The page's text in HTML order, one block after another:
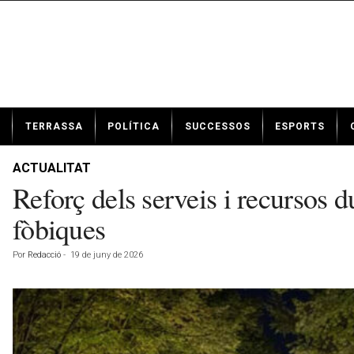
t
TERRASSA POLÍTICA SUCCESSOS ESPORTS
ACTUALITAT
Reforç dels serveis i recursos
fòbiques
Por Redacció - 19 de juny de 2026